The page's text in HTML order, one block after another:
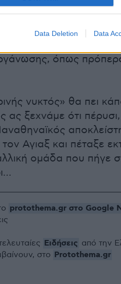
Data Deletion Data
στάδιο σκωτσέζικη
και προπονητή μέσα σε
συντελεστή της και
όπως
νυκτός» θα πει
ας ξεχνάμε ότι
τον Αγιαξ και πέταξε
ομάδα που πήγε
protothema.gr στο Google
Ειδήσεις από την
στο Protothema.gr